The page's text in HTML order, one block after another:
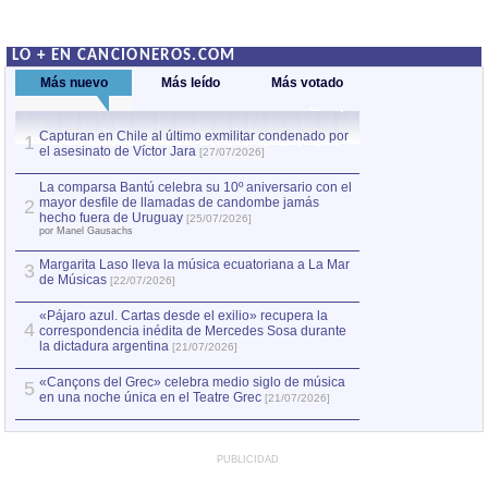
LO + EN CANCIONEROS.COM
Más nuevo Más leído Más votado
1 Capturan en Chile al último exmilitar condenado por
el asesinato de Víctor Jara [27/07/2026]
2
La comparsa Bantú celebra su 10º aniversario con el
mayor desfile de llamadas de candombe jamás
hecho fuera de Uruguay [25/07/2026]
por Manel Gausachs
3 Margarita Laso lleva la música ecuatoriana a La Mar
de Músicas [22/07/2026]
4
«Pájaro azul. Cartas desde el exilio» recupera la
correspondencia inédita de Mercedes Sosa durante
la dictadura argentina [21/07/2026]
5 «Cançons del Grec» celebra medio siglo de música
en una noche única en el Teatre Grec [21/07/2026]
PUBLICIDAD